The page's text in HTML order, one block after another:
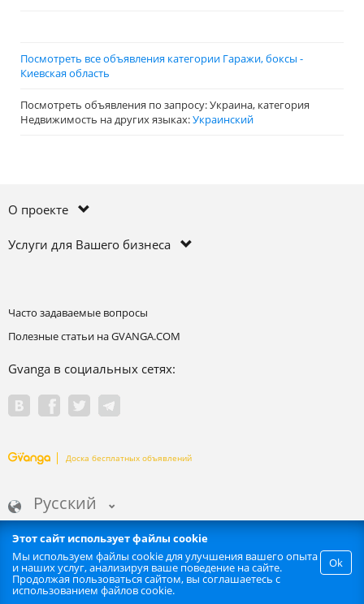
Посмотреть все объявления категории Гаражи, боксы -
Киевская область
Посмотреть объявления по запросу: Украина, категория
Недвижимость на других языках:Украинский
Этот сайт использует файлы cookie
Ok
Мы используем файлы cookie для улучшения вашего опыта
и наших услуг, анализируя ваше поведение на сайте.
Продолжая пользоваться сайтом, вы соглашаетесь с
использованием файлов cookie.
О проекте
Услуги для Вашего бизнеса
Часто задаваемые вопросы
Полезные статьи на GVANGA.COM
Gvanga в социальных сетях:
Доска бесплатных объявлений
Русский
Запрещается любое автоматизированное извлечение информации
сайта. | GVANGA.COM 2015-2026 ©.